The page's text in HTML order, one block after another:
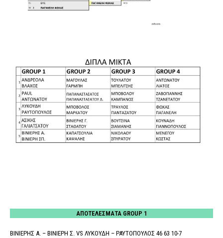
ΑΠΟΤΕΛΕΣΜΑΤΑ GROUP 1
ΒΙΝΙΕΡΗΣ Α. – ΒΙΝΙΕΡΗ Σ. VS ΛΥΚΟΥΔΗ – ΡΑΥΤΟΠΟΥΛΟΣ 46 63 10-7